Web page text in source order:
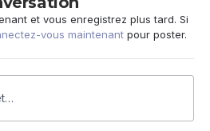
et vous enregistrez plus tard. Si
vous maintenant pour poster.